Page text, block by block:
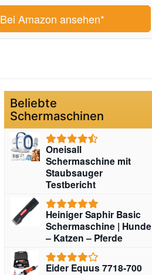
Bei Amazon ansehen*
Beliebte
Schermaschinen
Oneisall
Schermaschine mit
Staubsauger
Testbericht
Heiniger Saphir Basic
Schermaschine | Hunde
– Katzen – Pferde
Eider Equus 7718-700